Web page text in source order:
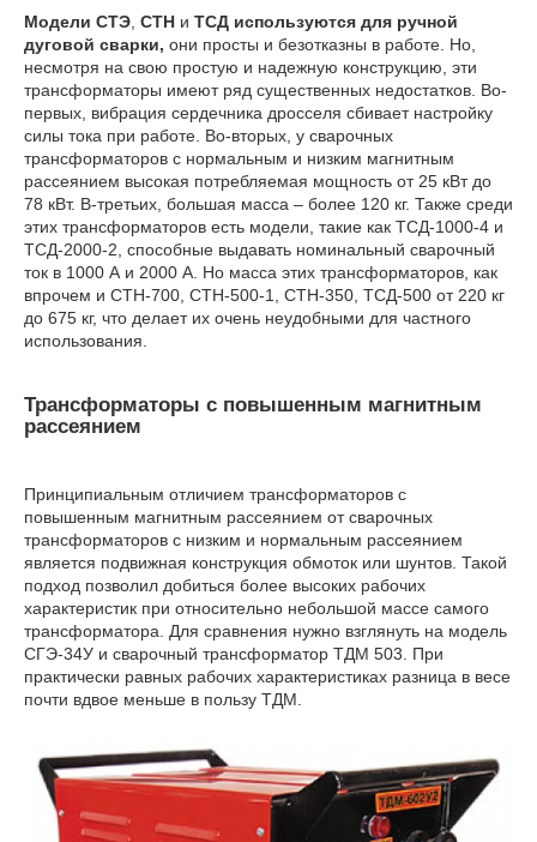
Модели СТЭ СТН и ТСД используются для ручной
дуговой сварки, они просты и безотказны в работе. Но,
несмотря на свою простую и надежную конструкцию, эти
трансформаторы имеют ряд существенных недостатков. Во-
первых, вибрация сердечника дросселя сбивает настройку
силы тока при работе. Во-вторых, у сварочных
трансформаторов с нормальным и низким магнитным
рассеянием высокая потребляемая мощность от 25 кВт до
78 кВт. В-третьих, большая масса – более 120 кг. Также среди
этих трансформаторов есть модели, такие как ТСД-1000-4 и
ТСД-2000-2, способные выдавать номинальный сварочный
ток в 1000 А и 2000 А. Но масса этих трансформаторов, как
впрочем и СТН-700, СТН-500-1, СТН-350, ТСД-500 от 220 кг
до 675 кг, что делает их очень неудобными для частного
использования.
Трансформаторы с повышенным магнитным
рассеянием
Принципиальным отличием трансформаторов с
повышенным магнитным рассеянием от сварочных
трансформаторов с низким и нормальным рассеянием
является подвижная конструкция обмоток или шунтов. Такой
подход позволил добиться более высоких рабочих
характеристик при относительно небольшой массе самого
трансформатора. Для сравнения нужно взглянуть на модель
СГЭ-34У и сварочный трансформатор ТДМ 503. При
практически равных рабочих характеристиках разница в весе
почти вдвое меньше в пользу ТДМ.